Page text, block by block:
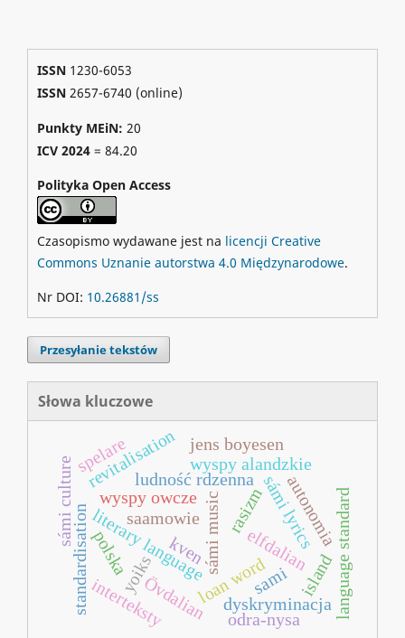
ISSN 1230-6053
ISSN2657-6740 (online)
Punkty MEiN: 20
ICV 2024= 84.20
Polityka Open Access
Czasopismo wydawane jest na licencji Creative
Commons Uznanie autorstwa 4.0 Międzynarodowe.
Nr DOI: 10.26881/ss
Przesyłanie tekstów
Słowa kluczowe
loan word
literary languagesámi music sámi lyrics
yoiks
rasizm
ludność rdzenna
dyskryminacja
saamowie language standard
revitalisation
standardisation elfdalian
Övdalian
wyspy alandzkie
wyspy owcze
autonomia
interteksty
sámi culture
odra-nysa
jens boyesen
polska island
kven
spelare
sami